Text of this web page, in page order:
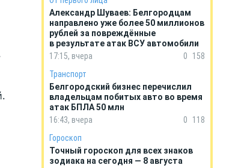
Александр Шуваев: Белгородцам
направлено уже более 50 миллионов
рублей за повреждённые
в результате атак ВСУ автомобили
17:15, вчера
0
158
Транспорт
Белгородский бизнес перечислил
владельцам побитых авто во время
атак БПЛА 50 млн
16:43, вчера
0
118
Гороскоп
Точный гороскоп для всех знаков
зодиака на сегодня — 8 августа